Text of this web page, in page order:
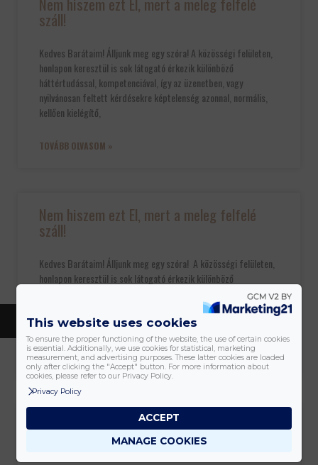
KATEGÓRIÁK
száll!
Kedves Barátaim! Álljunk meg egy szóra! A közösségi felületen,
honlapon keresztül is sok látogató érkezik különböző
háttértudással, kompetenciával, így az üzenetben, vagy
nyilvánosan feltett kérdésekre képtelenség azonnal, normális,
kellően kielégítő,
TOVÁBB OLVASOM »
Nem hiszem ezt El, mert a meleg felfelé
száll!
Kedves Barátaim! Álljunk meg egy szóra! A közösségi felületen,
honlapon keresztül is sok látogató érkezik különböző
nyilvánosan feltett kérdésekre képtelenség azonnal, normális,
kellően kielégítő,
TOVÁBB OLVASOM »
Védett: NXXXS XXX-400 és Apparat AP 50-
450 mennyezethűtés összehasonlítása
This website uses cookies
To ensure the proper functioning of the website, the use of certain cookies
is essential. Additionally, we use cookies for statistical, marketing
measurement, and advertising purposes. These latter cookies are loaded
only after clicking the "Accept" button. For more information about
cookies, please refer to our Privacy Policy.
Privacy Policy
MANAGE COOKIES
ACCEPT